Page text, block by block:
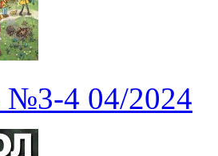
№3-4 04/2024